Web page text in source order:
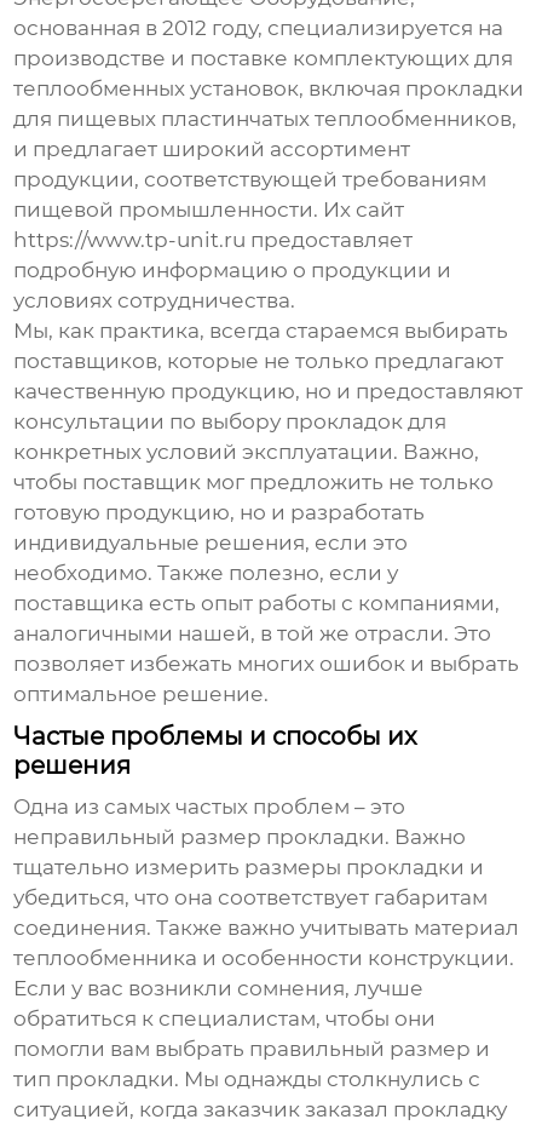
основанная в 2012 году, специализируется на
производстве и поставке комплектующих для
теплообменных установок, включая прокладки
для пищевых пластинчатых теплообменников,
и предлагает широкий ассортимент
продукции, соответствующей требованиям
пищевой промышленности. Их сайт
https://www.tp-unit.ru предоставляет
подробную информацию о продукции и
условиях сотрудничества.
Мы, как практика, всегда стараемся выбирать
поставщиков, которые не только предлагают
качественную продукцию, но и предоставляют
консультации по выбору прокладок для
конкретных условий эксплуатации. Важно,
чтобы поставщик мог предложить не только
готовую продукцию, но и разработать
индивидуальные решения, если это
необходимо. Также полезно, если у
поставщика есть опыт работы с компаниями,
аналогичными нашей, в той же отрасли. Это
позволяет избежать многих ошибок и выбрать
оптимальное решение.
Частые проблемы и способы их
решения
Одна из самых частых проблем – это
неправильный размер прокладки. Важно
тщательно измерить размеры прокладки и
убедиться, что она соответствует габаритам
соединения. Также важно учитывать материал
теплообменника и особенности конструкции.
Если у вас возникли сомнения, лучше
обратиться к специалистам, чтобы они
помогли вам выбрать правильный размер и
тип прокладки. Мы однажды столкнулись с
ситуацией, когда заказчик заказал прокладку